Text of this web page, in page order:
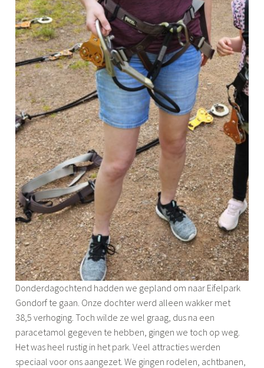
Donderdagochtend hadden we gepland om naar Eifelpark
Gondorf te gaan. Onze dochter werd alleen wakker met
38,5 verhoging. Toch wilde ze wel graag, dus na een
paracetamol gegeven te hebben, gingen we toch op weg.
Het was heel rustig in het park. Veel attracties werden
speciaal voor ons aangezet. We gingen rodelen, achtbanen,